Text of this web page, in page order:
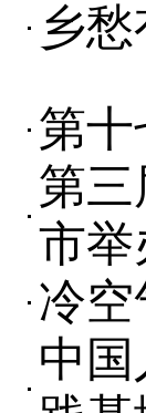
乡
第
第
市举
冷
中